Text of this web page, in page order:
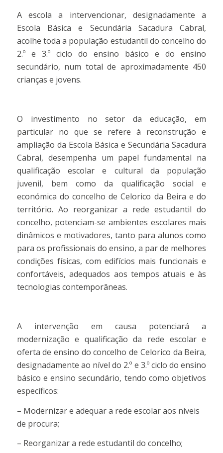
A escola a intervencionar, designadamente a
Escola Básica e Secundária Sacadura Cabral,
acolhe toda a população estudantil do concelho do
2.º e 3.º ciclo do ensino básico e do ensino
secundário, num total de aproximadamente 450
crianças e jovens.
O investimento no setor da educação, em
particular no que se refere à reconstrução e
ampliação da Escola Básica e Secundária Sacadura
Cabral, desempenha um papel fundamental na
qualificação escolar e cultural da população
juvenil, bem como da qualificação social e
económica do concelho de Celorico da Beira e do
território. Ao reorganizar a rede estudantil do
concelho, potenciam-se ambientes escolares mais
dinâmicos e motivadores, tanto para alunos como
para os profissionais do ensino, a par de melhores
condições físicas, com edifícios mais funcionais e
confortáveis, adequados aos tempos atuais e às
tecnologias contemporâneas.
A intervenção em causa potenciará a
modernização e qualificação da rede escolar e
oferta de ensino do concelho de Celorico da Beira,
designadamente ao nível do 2.º e 3.º ciclo do ensino
básico e ensino secundário, tendo como objetivos
específicos:
– Modernizar e adequar a rede escolar aos níveis
de procura;
– Reorganizar a rede estudantil do concelho;